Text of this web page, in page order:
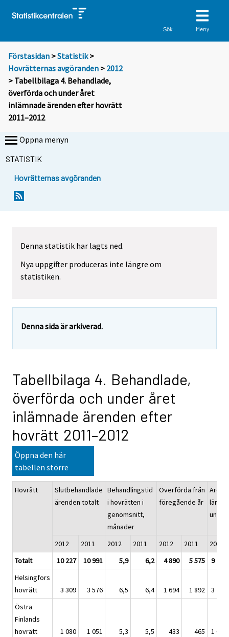
Sök Meny
Förstasidan >Statistik >
Hovrätternas avgöranden > 2012
> Tabellbilaga 4. Behandlade,
överförda och under året
inlämnade ärenden efter hovrätt
2011–2012
Öppna menyn
STATISTIK
Hovrätternas avgöranden
Denna statistik har lagts ned.
Nya uppgifter produceras inte längre om
statistiken.
Denna sida är arkiverad.
Tabellbilaga 4. Behandlade,
överförda och under året
inlämnade ärenden efter
hovrätt 2011–2012
Öppna den här
tabellen större
Hovrätt
Slutbehandlade
ärenden totalt
Behandlingstid
i hovrätten i
genomsnitt,
månader
Överförda från
föregående år
2012 2011 2012 2011 2012 2011
2012
Totalt
10 227 10 991 5,9 6,2 4 890 5 575
9 777
Helsingfors
hovrätt
3 309 3 576 6,5 6,4 1 694 1 892
3 211
Östra
Finlands
hovrätt
1 080 1 051 5,3 5,5 433 465
1 032